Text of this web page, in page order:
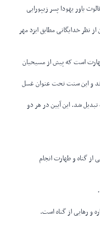
یاور یهودا پسر زیپورایی
نظر خدایگانی مطابق ایزد مهر
است که پیش از مسیحیان
و این سنت تحت عنوان غسل
شد. این آیین در هر دو
از گناه و طهارت انجام
و رهایی از گناه است.